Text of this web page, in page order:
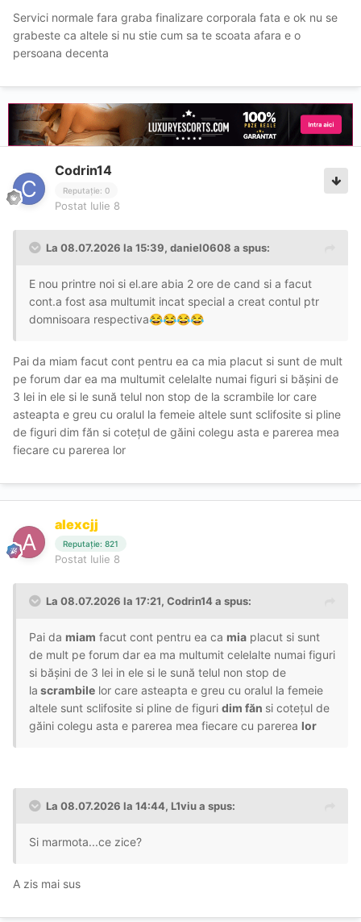
Servici normale fara graba finalizare corporala fata e ok nu se
grabeste ca altele si nu stie cum sa te scoata afara e o
persoana decenta
Codrin14
Reputație: 0
Postat Iulie 8
La 08.07.2026 la 15:39, daniel0608 a spus:
E nou printre noi si el.are abia 2 ore de cand si a facut
cont.a fost asa multumit incat special a creat contul ptr
domnisoara respectiva😂😂😂😂
Pai da miam facut cont pentru ea ca mia placut si sunt de mult
pe forum dar ea ma multumit celelalte numai figuri si bășini de
3 lei in ele si le sună telul non stop de la scrambile lor care
asteapta e greu cu oralul la femeie altele sunt sclifosite si pline
de figuri dim făn si cotețul de găini colegu asta e parerea mea
fiecare cu parerea lor
alexcjj
Reputație: 821
Postat Iulie 8
La 08.07.2026 la 17:21, Codrin14a spus:
Pai da miam facut cont pentru ea ca mia placut si sunt
de mult pe forum dar ea ma multumit celelalte numai figuri
si bășini de 3 lei in ele si le sună telul non stop de
la scrambile lor care asteapta e greu cu oralul la femeie
altele sunt sclifosite si pline de figuri dim făn si cotețul de
găini colegu asta e parerea mea fiecare cu parerea lor
La 08.07.2026 la 14:44, L1viua spus:
Si marmota...ce zice?
A zis mai sus